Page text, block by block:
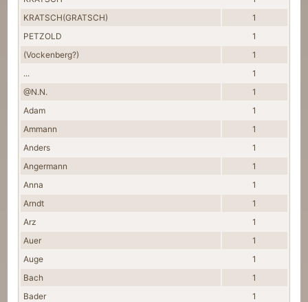
KRATSCH(GRATSCH)
1
PETZOLD
1
(Vockenberg?)
1
...
1
@N.N.
1
Adam
1
Ammann
1
Anders
1
Angermann
1
Anna
1
Arndt
1
Arz
1
Auer
1
Auge
1
Bach
1
Bader
1